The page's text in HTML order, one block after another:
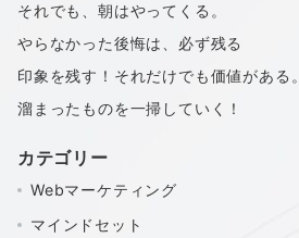
それでも、朝はやってくる。
やらなかった後悔は、必ず残る
印象を残す！それだけでも価値がある。
溜まったものを一掃していく！
カテゴリー
Webマーケティング
マインドセット